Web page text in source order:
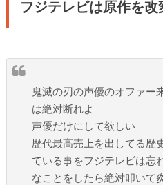
フジテレビは原作を改
鬼滅の刃の声優のオファー
は絶対断れよ
声優だけにして欲しい
歴代最高売上を出してる歴
ている事をフジテレビは忘
なことをしたら絶対叩いて